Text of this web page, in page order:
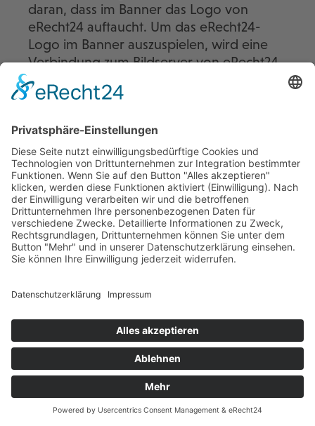
daran, dass im Banner das Logo von
eRecht24 auftaucht. Um das eRecht24-
Logo im Banner auszuspielen, wird eine
Verbindung zum Bildserver von eRecht24
hergestellt. Hierbei wird auch die IP-
Adresse übertragen, die jedoch nur in
gespeichert wird. Der Bildserver von
eRecht24 befindet sich in Deutschland
bei einem deutschen Anbieter. Das
Banner selbst wird ausschließlich von
Usercentrics zur Verfügung gestellt.Der
Einsatz von Usercentrics erfolgt, um die
gesetzlich vorgeschriebenen
Einwilligungen für den Einsatz
Rechtsgrundlage hierfür ist Art. 6 Abs. 1
Auftragsverarbeitung
Wir haben einen Vertrag über
Auftragsverarbeitung (AVV) zur Nutzung
des oben genannten Dienstes
geschlossen. Hierbei handelt es sich um